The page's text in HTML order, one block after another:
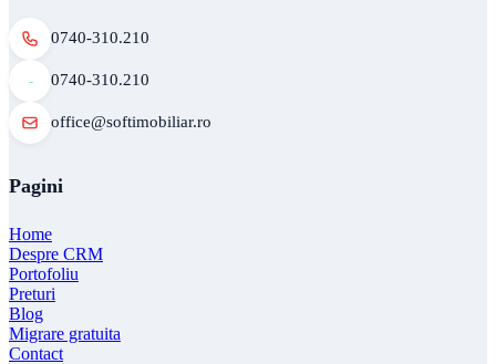
0740-310.210
0740-310.210
office@softimobiliar.ro
Pagini
Home
Despre CRM
Portofoliu
Preturi
Blog
Migrare gratuita
Contact